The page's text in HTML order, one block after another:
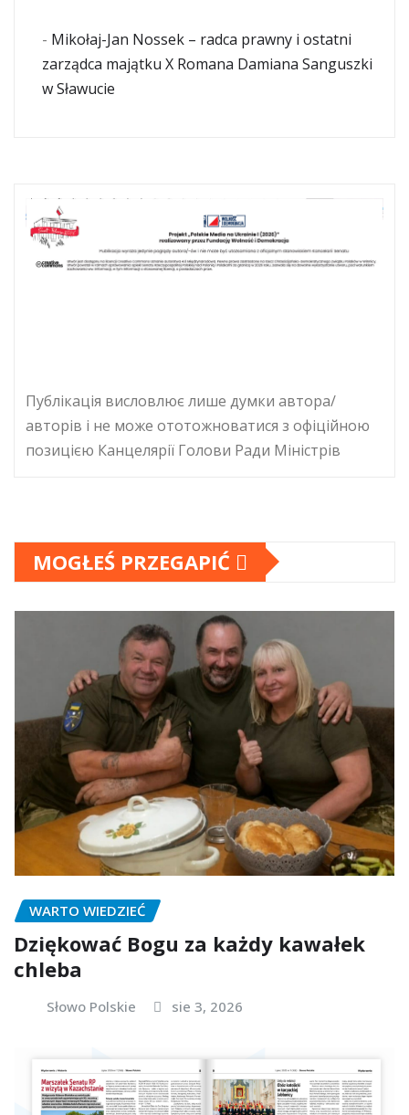
- Mikołaj-Jan Nossek – radca prawny i ostatni
zarządca majątku X Romana Damiana Sanguszki
w Sławucie
Публікація висловлює лише думки автора/
авторів і не може ототожноватися з офіційною
позицією Канцелярії Голови Ради Міністрів
MOGŁEŚ PRZEGAPIĆ
WARTO WIEDZIEĆ
Dziękować Bogu za każdy kawałek
chleba
Słowo Polskie sie 3, 2026